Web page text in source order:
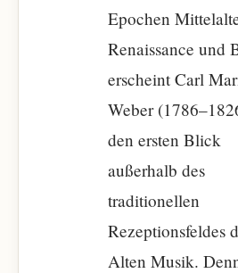
Epochen
Renaissance und
erscheint Carl
Weber
den ersten Blick
außerhalb des
traditionellen
Rezeptionsfeldes
Alten Musik.